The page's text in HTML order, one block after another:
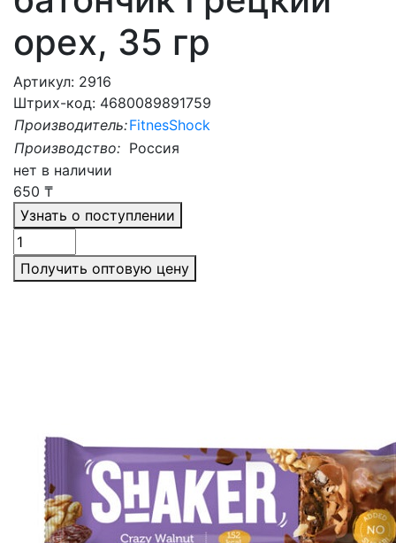
орех, 35 гр
Артикул: 2916
Штрих-код: 4680089891759
Производитель:FitnesShock
Производство: Россия
нет в наличии
650 ₸
Узнать о поступлении
Получить оптовую цену